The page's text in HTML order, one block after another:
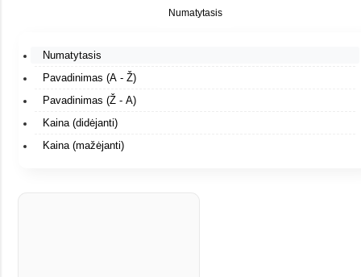
Numatytasis
Numatytasis
Pavadinimas (A - Ž)
Pavadinimas (Ž - A)
Kaina (didėjanti)
Kaina (mažėjanti)